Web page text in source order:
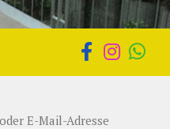
E-Mail-Adresse